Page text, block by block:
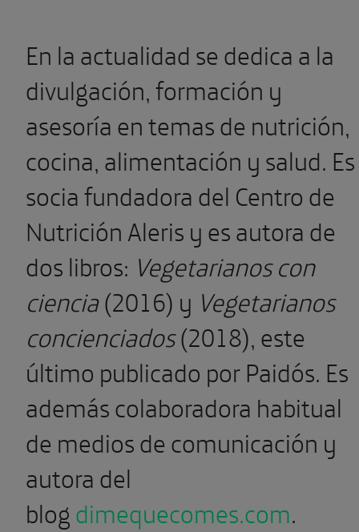
En la actualidad se dedica a la
divulgación, formación y
asesoría en temas de nutrición,
cocina, alimentación y salud. Es
socia fundadora del Centro de
Nutrición Aleris y es autora de
dos libros: Vegetarianos con
ciencia(2016) y Vegetarianos
concienciados(2018), este
último publicado por Paidós. Es
además colaboradora habitual
de medios de comunicación y
autora del
blogdimequecomes.com.